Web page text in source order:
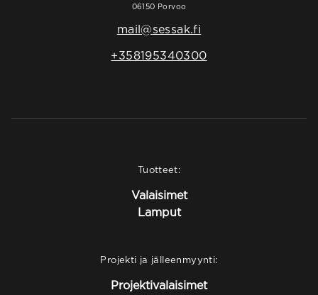
06150 Porvoo
mail@sessak.fi
+358195340300
Tuotteet:
Valaisimet
Lamput
Projekti ja jälleenmyynti:
Projektivalaisimet